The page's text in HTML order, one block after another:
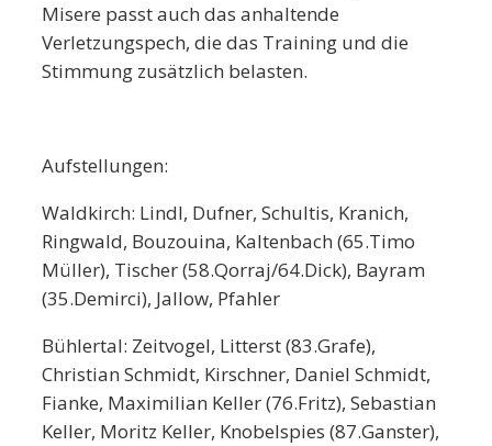
Misere passt auch das anhaltende
Verletzungspech, die das Training und die
Stimmung zusätzlich belasten.
Aufstellungen:
Waldkirch: Lindl, Dufner, Schultis, Kranich,
Ringwald, Bouzouina, Kaltenbach (65.Timo
Müller), Tischer (58.Qorraj/64.Dick), Bayram
(35.Demirci), Jallow, Pfahler
Bühlertal: Zeitvogel, Litterst (83.Grafe),
Christian Schmidt, Kirschner, Daniel Schmidt,
Fianke, Maximilian Keller (76.Fritz), Sebastian
Keller, Moritz Keller, Knobelspies (87.Ganster),